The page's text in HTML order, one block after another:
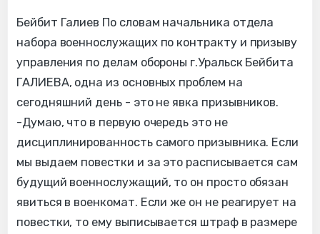
Бейбит Галиев По словам начальника отдела
набора военнослужащих по контракту и призыву
управления по делам обороны г.Уральск Бейбита
ГАЛИЕВА, одна из основных проблем на
сегодняшний день - это не явка призывников.
-Думаю, что в первую очередь это не
дисциплинированность самого призывника. Если
мы выдаем повестки и за это расписывается сам
будущий военнослужащий, то он просто обязан
явиться в военкомат. Если же он не реагирует на
повестки, то ему выписывается штраф в размере